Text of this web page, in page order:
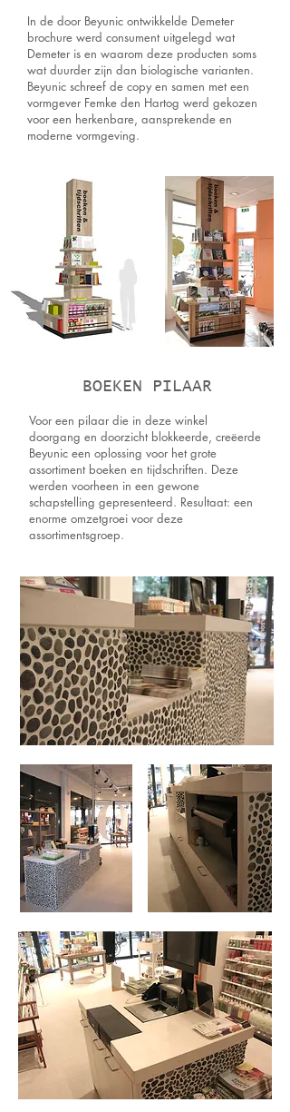
In de door Beyunic ontwikkelde Demeter
brochure werd consument uitgelegd wat
Demeter is en waarom deze producten soms
wat duurder zijn dan biologische varianten.
Beyunic schreef de copy en samen met een
vormgever Femke den Hartog werd gekozen
voor een herkenbare, aansprekende en
moderne vormgeving.
BOEKEN PILAAR
Voor een pilaar die in deze winkel
doorgang en doorzicht blokkeerde, creëerde
Beyunic een oplossing voor het grote
assortiment boeken en tijdschriften. Deze
werden voorheen in een gewone
schapstelling gepresenteerd. Resultaat: een
enorme omzetgroei voor deze
assortimentsgroep.